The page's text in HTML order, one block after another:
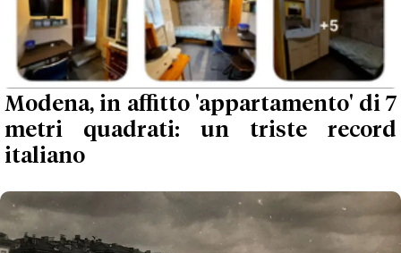
Modena, in affitto 'appartamento' di 7
metri quadrati: un triste record
italiano